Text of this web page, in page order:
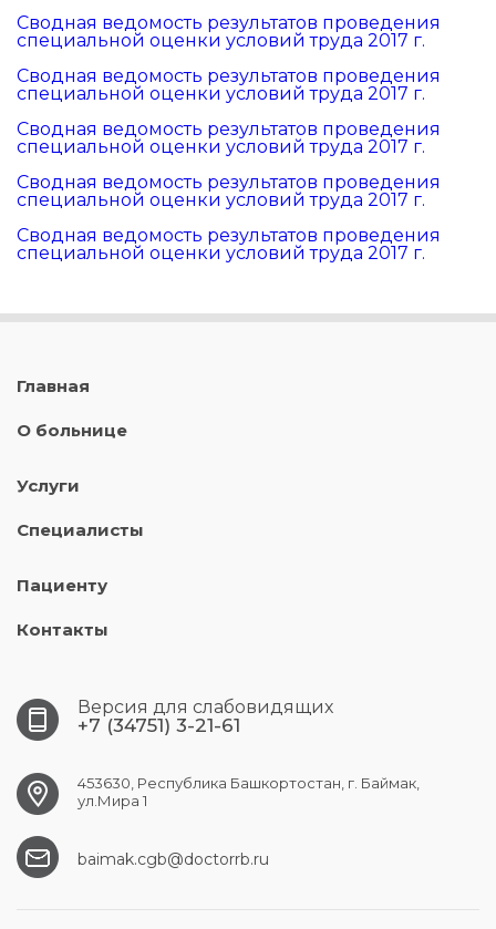
Сводная ведомость результатов проведения
специальной оценки условий труда 2017 г.
Сводная ведомость результатов проведения
специальной оценки условий труда 2017 г.
Сводная ведомость результатов проведения
специальной оценки условий труда 2017 г.
Сводная ведомость результатов проведения
специальной оценки условий труда 2017 г.
Сводная ведомость результатов проведения
специальной оценки условий труда 2017 г.
Главная
О больнице
Услуги
Специалисты
Пациенту
Контакты
Версия для слабовидящих
+7 (34751) 3-21-61
453630, Республика Башкортостан, г. Баймак,
ул.Мира 1
baimak.cgb@doctorrb.ru